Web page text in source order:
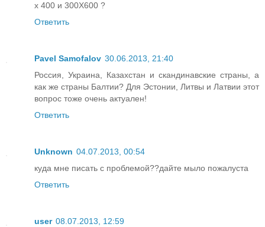
x 400 и 300Х600 ?
Ответить
Pavel Samofalov 30.06.2013, 21:40
Россия, Украина, Казахстан и скандинавские страны, а
как же страны Балтии? Для Эстонии, Литвы и Латвии этот
вопрос тоже очень актуален!
Ответить
Unknown 04.07.2013, 00:54
куда мне писать с проблемой??дайте мыло пожалуста
Ответить
user 08.07.2013, 12:59